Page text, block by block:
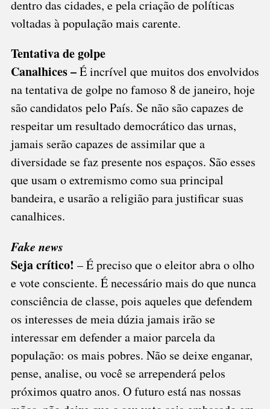
dentro das cidades, e pela criação de políticas
voltadas à população mais carente.
Tentativa de golpe
Canalhices –É incrível que muitos dos envolvidos
na tentativa de golpe no famoso 8 de janeiro, hoje
são candidatos pelo País. Se não são capazes de
respeitar um resultado democrático das urnas,
jamais serão capazes de assimilar que a
diversidade se faz presente nos espaços. São esses
que usam o extremismo como sua principal
bandeira, e usarão a religião para justificar suas
canalhices.
Fake news
Seja crítico! – É preciso que o eleitor abra o olho
e vote consciente. É necessário mais do que nunca
consciência de classe, pois aqueles que defendem
os interesses de meia dúzia jamais irão se
interessar em defender a maior parcela da
população: os mais pobres. Não se deixe enganar,
pense, analise, ou você se arrependerá pelos
próximos quatro anos. O futuro está nas nossas